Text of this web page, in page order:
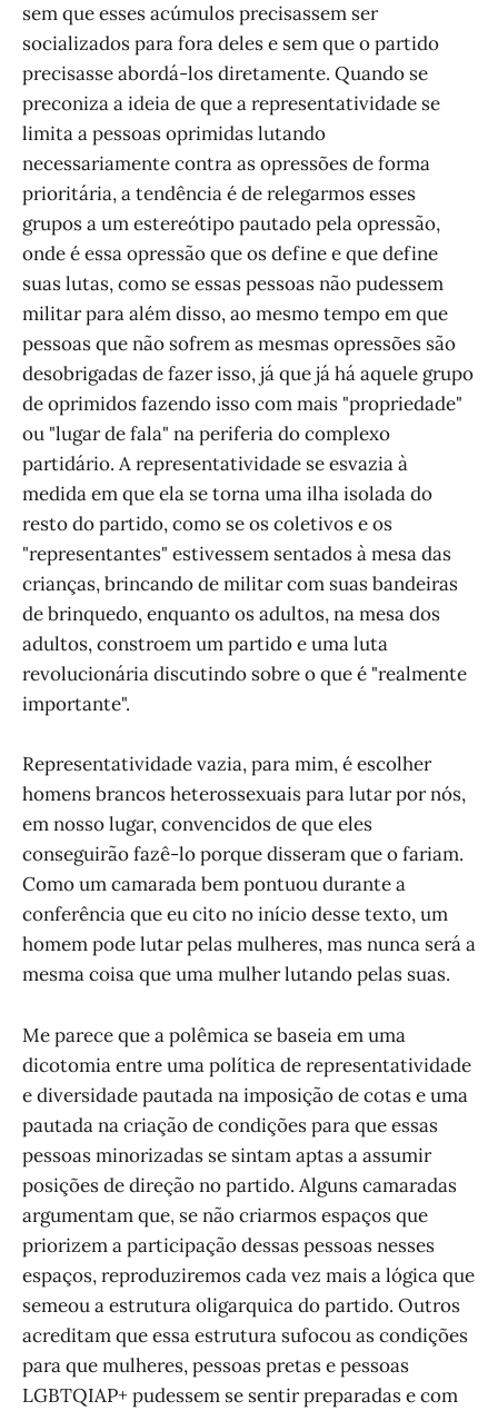
sem que esses acúmulos precisassem ser
socializados para fora deles e sem que o partido
precisasse abordá-los diretamente. Quando se
preconiza a ideia de que a representatividade se
limita a pessoas oprimidas lutando
necessariamente contra as opressões de forma
prioritária, a tendência é de relegarmos esses
grupos a um estereótipo pautado pela opressão,
onde é essa opressão que os define e que define
suas lutas, como se essas pessoas não pudessem
militar para além disso, ao mesmo tempo em que
pessoas que não sofrem as mesmas opressões são
desobrigadas de fazer isso, já que já há aquele grupo
de oprimidos fazendo isso com mais "propriedade"
ou "lugar de fala" na periferia do complexo
partidário. A representatividade se esvazia à
medida em que ela se torna uma ilha isolada do
resto do partido, como se os coletivos e os
"representantes" estivessem sentados à mesa das
crianças, brincando de militar com suas bandeiras
de brinquedo, enquanto os adultos, na mesa dos
adultos, constroem um partido e uma luta
revolucionária discutindo sobre o que é "realmente
importante".
Representatividade vazia, para mim, é escolher
homens brancos heterossexuais para lutar por nós,
em nosso lugar, convencidos de que eles
conseguirão fazê-lo porque disseram que o fariam.
Como um camarada bem pontuou durante a
conferência que eu cito no início desse texto, um
homem pode lutar pelas mulheres, mas nunca será a
mesma coisa que uma mulher lutando pelas suas.
Me parece que a polêmica se baseia em uma
dicotomia entre uma política de representatividade
e diversidade pautada na imposição de cotas e uma
pautada na criação de condições para que essas
pessoas minorizadas se sintam aptas a assumir
posições de direção no partido. Alguns camaradas
argumentam que, se não criarmos espaços que
priorizem a participação dessas pessoas nesses
espaços, reproduziremos cada vez mais a lógica que
semeou a estrutura oligarquica do partido. Outros
acreditam que essa estrutura sufocou as condições
para que mulheres, pessoas pretas e pessoas
LGBTQIAP+ pudessem se sentir preparadas e com